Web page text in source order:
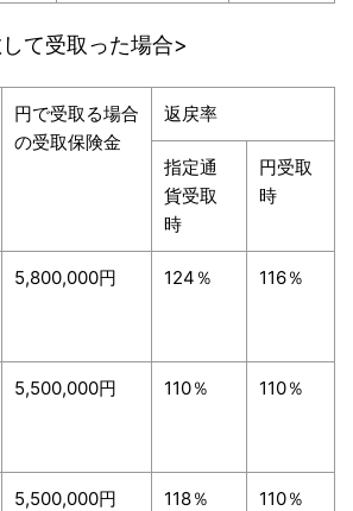
て受取った場合>
円で受取る場合
の受取保険金
返戻率
指定通
貨受取
時
円受取
時
5,800,000円 124％ 116％
5,500,000円 110％ 110％
5,500,000円 118％ 110％